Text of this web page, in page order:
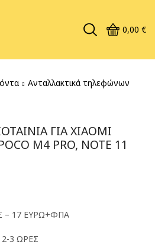
0,00 €
Ανταλλακτικά τηλεφώνων
ΓΙΑ XIAOMI
M4 PRO, NOTE 11
17 ΕΥΡΩ+ΦΠΑ
3 ΩΡΕΣ